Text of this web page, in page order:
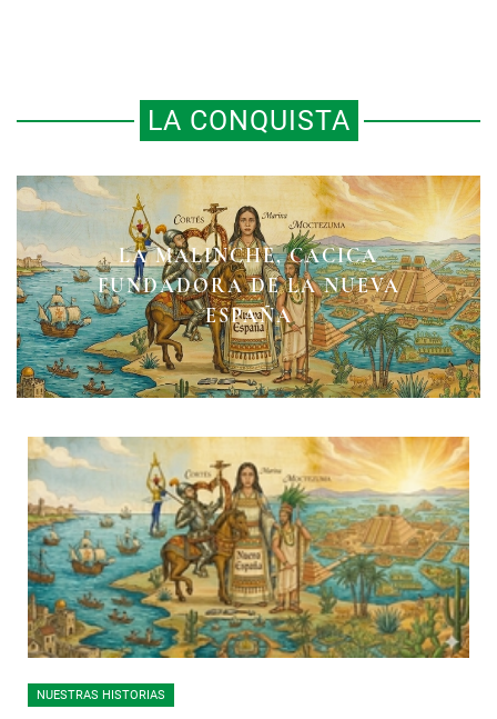
LA CONQUISTA
LA MALINCHE, CACICA
FUNDADORA DE LA NUEVA
ESPAÑA
MARINA DESPUÉS DE
TENOCHTITLÁN
MALINTZIN CONTADA POR SÍ
MISMA
NUESTRAS HISTORIAS